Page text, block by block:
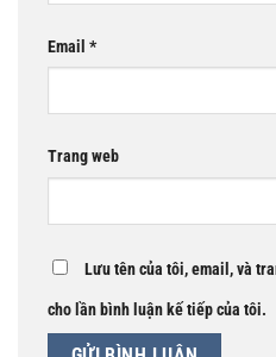
Email *
Trang web
Lưu tên của tôi, email, và
cho lần bình luận kế tiếp của tôi.